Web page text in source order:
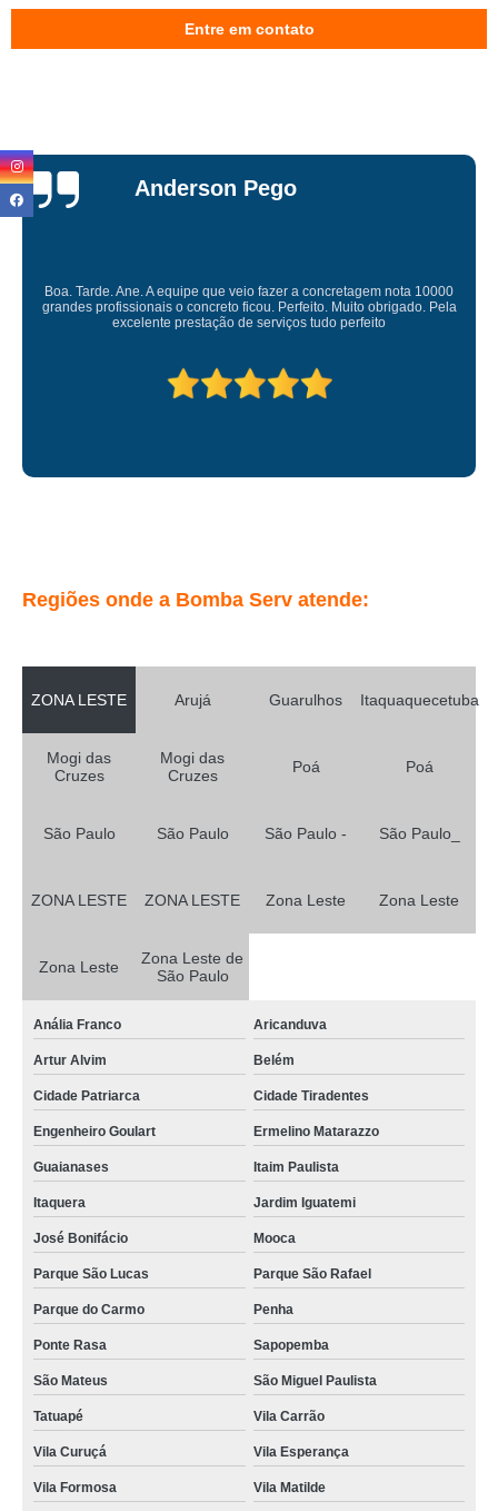
Entre em contato
Miriam Ruti
Gostaria de expressar minha sincera gratidão pelo excelente serviço
prestado. É gratificante contar com uma empresa comprometida e pessoas
competente. Obrigado
Regiões onde a Bomba Serv atende:
ZONA LESTE Arujá Guarulhos Itaquaquecetuba
Mogi das
Cruzes
Mogi das
Cruzes
Poá Poá
São Paulo São Paulo São Paulo - São Paulo_
ZONA LESTE ZONA LESTE Zona Leste Zona Leste
Zona Leste
Zona Leste de
São Paulo
Anália Franco Aricanduva
Artur Alvim Belém
Cidade Patriarca Cidade Tiradentes
Engenheiro Goulart Ermelino Matarazzo
Guaianases Itaim Paulista
Itaquera Jardim Iguatemi
José Bonifácio Mooca
Parque São Lucas Parque São Rafael
Parque do Carmo Penha
Ponte Rasa Sapopemba
São Mateus São Miguel Paulista
Tatuapé Vila Carrão
Vila Curuçá Vila Esperança
Vila Formosa Vila Matilde